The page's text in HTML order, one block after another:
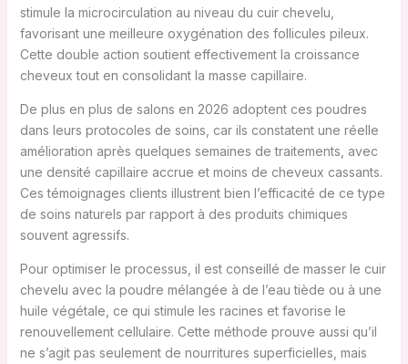
stimule la microcirculation au niveau du cuir chevelu,
favorisant une meilleure oxygénation des follicules pileux.
Cette double action soutient effectivement la croissance
cheveux tout en consolidant la masse capillaire.
De plus en plus de salons en 2026 adoptent ces poudres
dans leurs protocoles de soins, car ils constatent une réelle
amélioration après quelques semaines de traitements, avec
une densité capillaire accrue et moins de cheveux cassants.
Ces témoignages clients illustrent bien l’efficacité de ce type
de soins naturels par rapport à des produits chimiques
souvent agressifs.
Pour optimiser le processus, il est conseillé de masser le cuir
chevelu avec la poudre mélangée à de l’eau tiède ou à une
huile végétale, ce qui stimule les racines et favorise le
renouvellement cellulaire. Cette méthode prouve aussi qu’il
ne s’agit pas seulement de nourritures superficielles, mais